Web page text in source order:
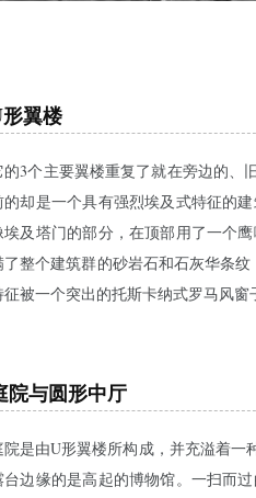
翼楼
的3个主要翼楼重复了就在旁边的、
的却是一个具有强烈埃及式特征的
埃及塔门的部分，在顶部用了一个
了整个建筑群的砂岩石和石灰华条
征被一个突出的托斯卡纳式罗马风窗
院与圆形中厅
院是由U形翼楼所构成，并充溢着一
台边缘的是高起的博物馆。一扫而